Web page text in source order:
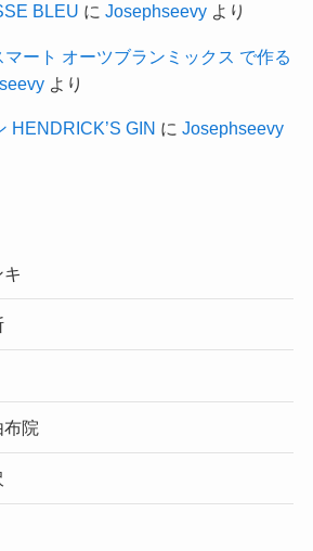
BLEU に Josephseevyより
マート オーツブランミックス で作る
より
HENDRICK’S GIN に Josephseevy
布院